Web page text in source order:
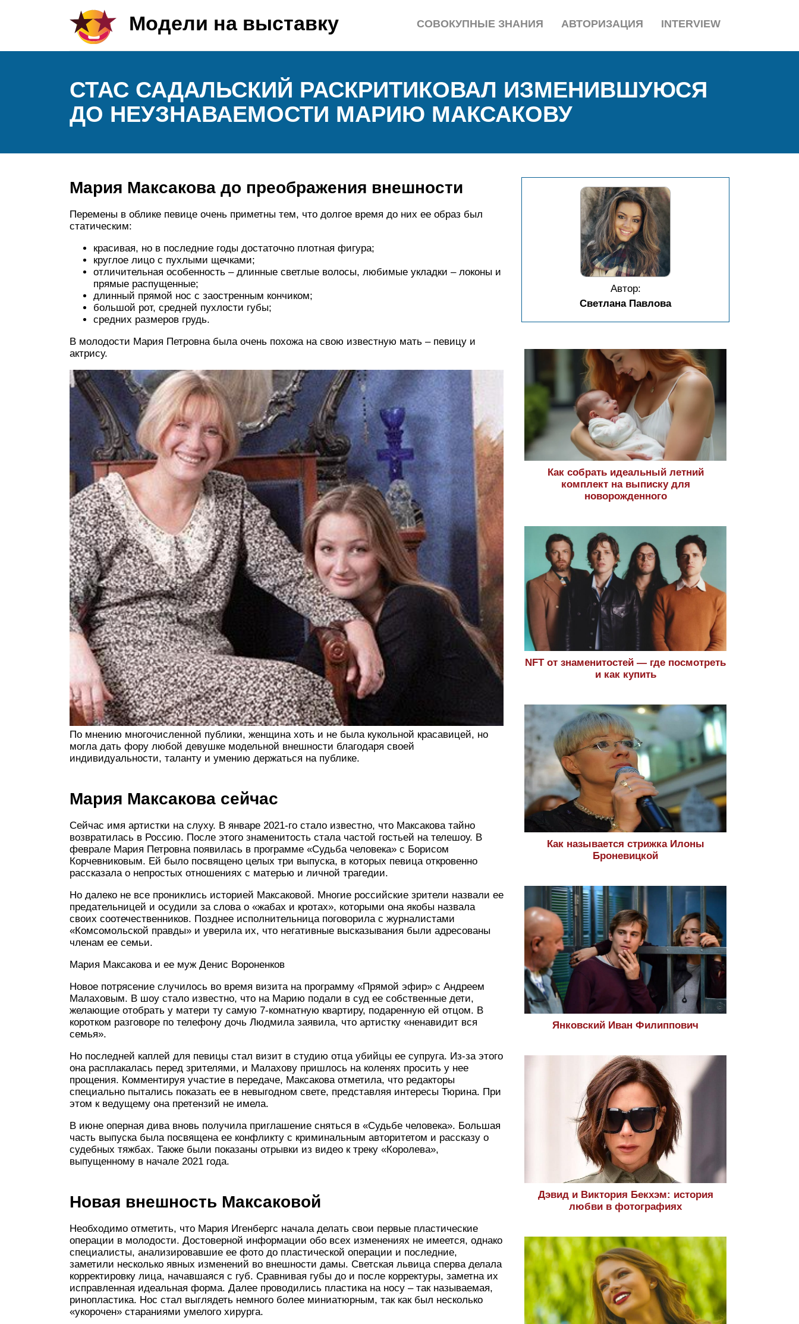
Модели на выставку INTERVIEW
АВТОРИЗАЦИЯ
СОВОКУПНЫЕ ЗНАНИЯ
СТАС САДАЛЬСКИЙ РАСКРИТИКОВАЛ ИЗМЕНИВШУЮСЯ
ДО НЕУЗНАВАЕМОСТИ МАРИЮ МАКСАКОВУ
Мария Максакова до преображения внешности
Перемены в облике певице очень приметны тем, что долгое время до них ее образ был
статическим:
красивая, но в последние годы достаточно плотная фигура;
круглое лицо с пухлыми щечками;
отличительная особенность – длинные светлые волосы, любимые укладки – локоны и
прямые распущенные;
длинный прямой нос с заостренным кончиком;
большой рот, средней пухлости губы;
средних размеров грудь.
В молодости Мария Петровна была очень похожа на свою известную мать – певицу и
актрису.
По мнению многочисленной публики, женщина хоть и не была кукольной красавицей, но
могла дать фору любой девушке модельной внешности благодаря своей
индивидуальности, таланту и умению держаться на публике.
Мария Максакова сейчас
Сейчас имя артистки на слуху. В январе 2021-го стало известно, что Максакова тайно
возвратилась в Россию. После этого знаменитость стала частой гостьей на телешоу. В
феврале Мария Петровна появилась в программе «Судьба человека» с Борисом
Корчевниковым. Ей было посвящено целых три выпуска, в которых певица откровенно
рассказала о непростых отношениях с матерью и личной трагедии.
Но далеко не все прониклись историей Максаковой. Многие российские зрители назвали ее
предательницей и осудили за слова о «жабах и кротах», которыми она якобы назвала
своих соотечественников. Позднее исполнительница поговорила с журналистами
«Комсомольской правды» и уверила их, что негативные высказывания были адресованы
членам ее семьи.
Мария Максакова и ее муж Денис Вороненков
Новое потрясение случилось во время визита на программу «Прямой эфир» с Андреем
Малаховым. В шоу стало известно, что на Марию подали в суд ее собственные дети,
желающие отобрать у матери ту самую 7-комнатную квартиру, подаренную ей отцом. В
коротком разговоре по телефону дочь Людмила заявила, что артистку «ненавидит вся
семья».
Но последней каплей для певицы стал визит в студию отца убийцы ее супруга. Из-за этого
она расплакалась перед зрителями, и Малахову пришлось на коленях просить у нее
прощения. Комментируя участие в передаче, Максакова отметила, что редакторы
специально пытались показать ее в невыгодном свете, представляя интересы Тюрина. При
этом к ведущему она претензий не имела.
В июне оперная дива вновь получила приглашение сняться в «Судьбе человека». Большая
часть выпуска была посвящена ее конфликту с криминальным авторитетом и рассказу о
судебных тяжбах. Также были показаны отрывки из видео к треку «Королева»,
выпущенному в начале 2021 года.
Новая внешность Максаковой
Необходимо отметить, что Мария Игенбергс начала делать свои первые пластические
операции в молодости. Достоверной информации обо всех изменениях не имеется, однако
специалисты, анализировавшие ее фото до пластической операции и последние,
заметили несколько явных изменений во внешности дамы. Светская львица сперва делала
корректировку лица, начавшаяся с губ. Сравнивая губы до и после корректуры, заметна их
исправленная идеальная форма. Далее проводились пластика на носу – так называемая,
ринопластика. Нос стал выглядеть немного более миниатюрным, так как был несколько
«укорочен» стараниями умелого хирурга.
Автор:
Светлана Павлова
Как собрать идеальный летний
комплект на выписку для
новорожденного
NFT от знаменитостей — где посмотреть
и как купить
Как называется стрижка Илоны
Броневицкой
Янковский Иван Филиппович
Дэвид и Виктория Бекхэм: история
любви в фотографиях